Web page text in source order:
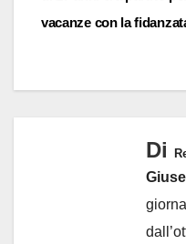
vacanze con la
Di